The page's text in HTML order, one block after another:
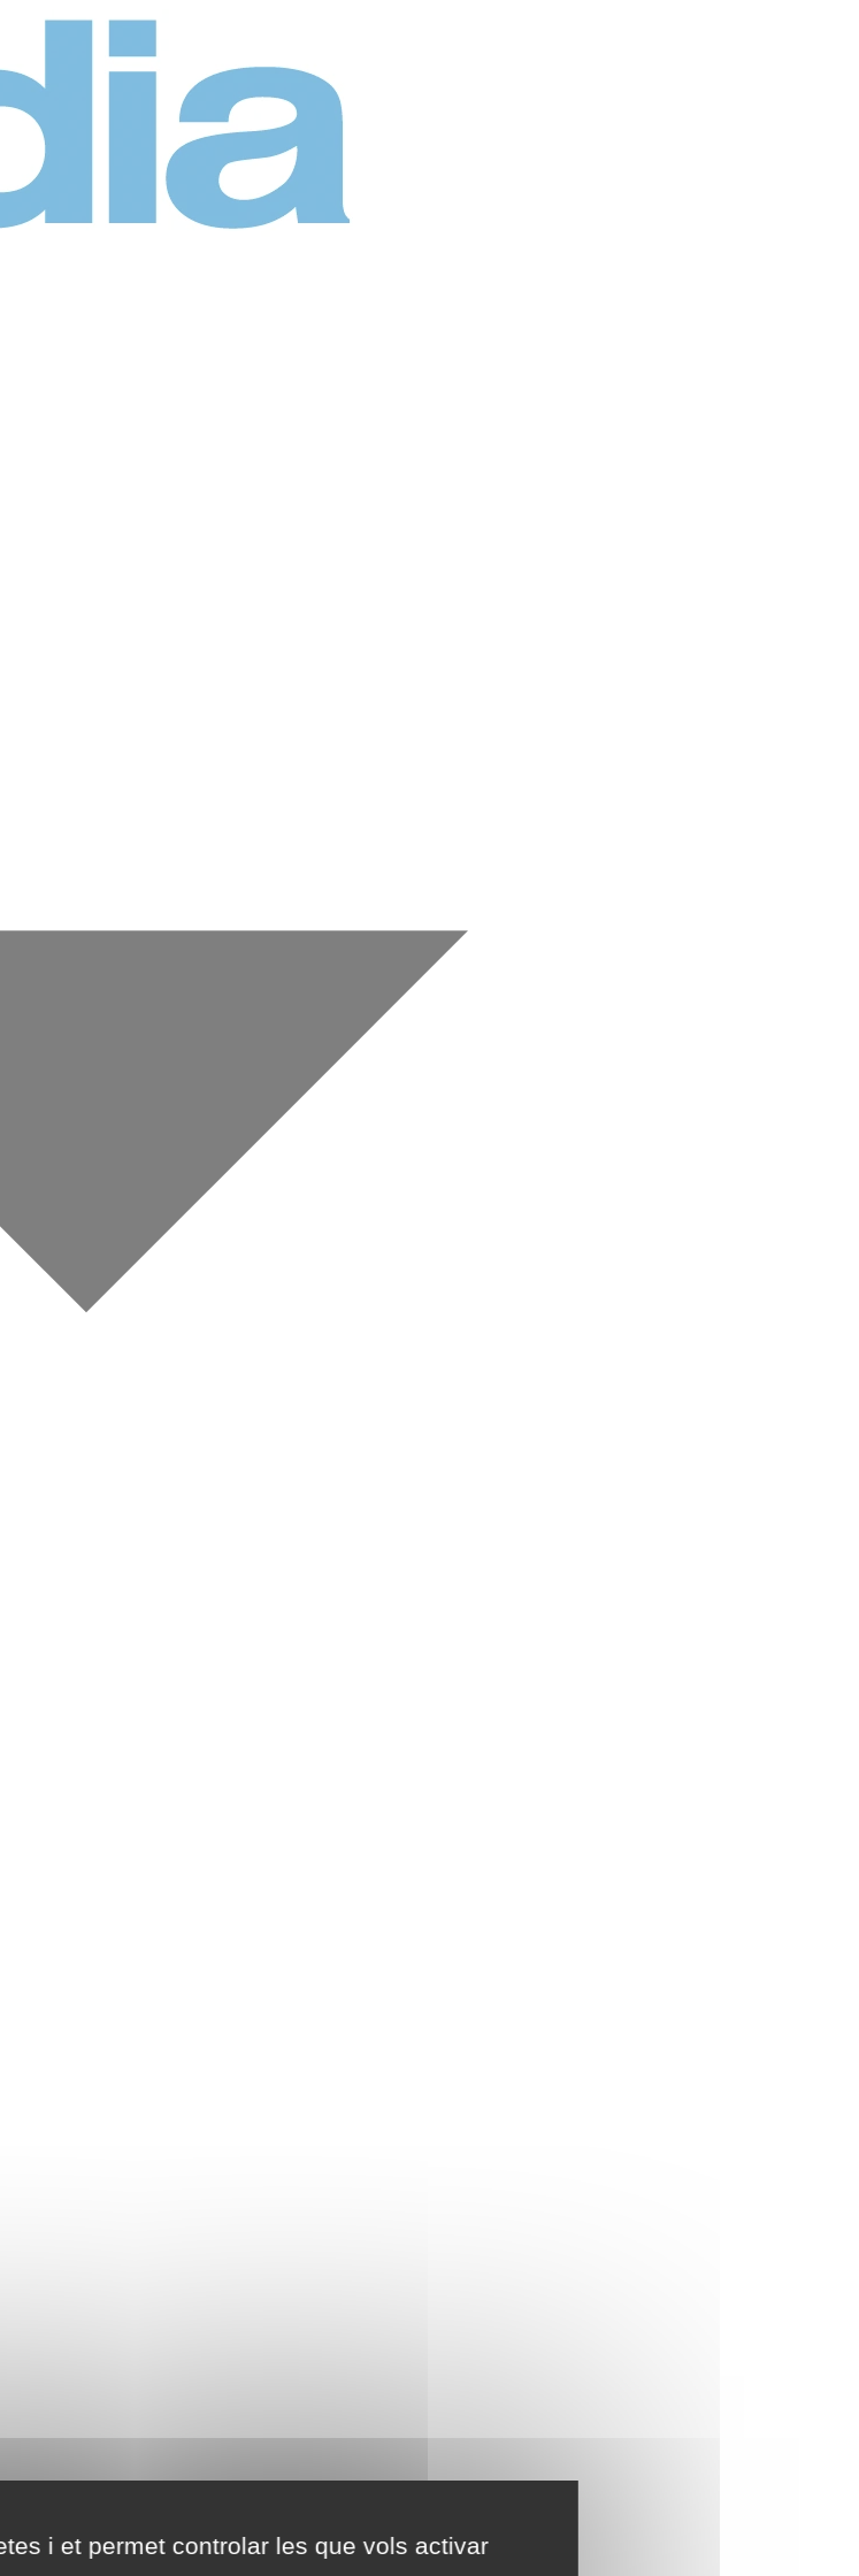
i et permet controlar les que vols activar